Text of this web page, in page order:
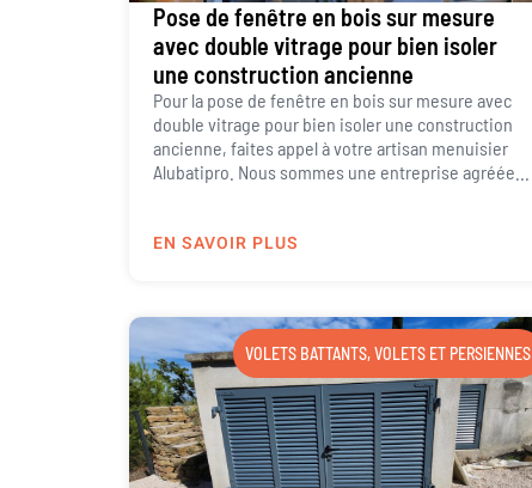
Pose de fenêtre en bois sur mesure
avec double vitrage pour bien isoler
une construction ancienne
Pour la pose de fenêtre en bois sur mesure avec
double vitrage pour bien isoler une construction
ancienne, faites appel à votre artisan menuisier
Alubatipro. Nous sommes une entreprise agréée...
EN SAVOIR PLUS
VOLETS BATTANTS,VOLETS ET PERSIENNES